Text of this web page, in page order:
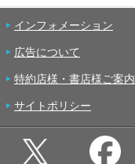
インフォメーション
広告について
特約店様・書店様ご案内
サイトポリシー